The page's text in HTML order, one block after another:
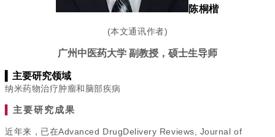
陈桐楷
(本文通讯作者)
广州中医药大学 副教授，硕士生导师
主要研究领域
纳米药物治疗肿瘤和脑部疾病
主要研究成果
近年来，已在Advanced DrugDelivery Reviews, Journal of